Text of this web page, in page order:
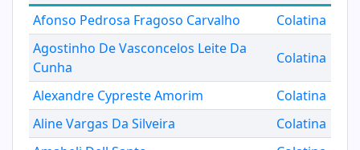
Afonso Pedrosa Fragoso Carvalho
Colatina
Agostinho De Vasconcelos Leite Da
Cunha
Colatina
Alexandre Cypreste Amorim
Colatina
Aline Vargas Da Silveira
Colatina